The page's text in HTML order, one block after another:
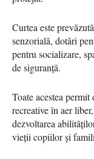
Curtea este
senzorială, dotări
pentru socializare,
de siguranță.
Toate acestea
recreative în aer
dezvoltarea
vieții copiilor și